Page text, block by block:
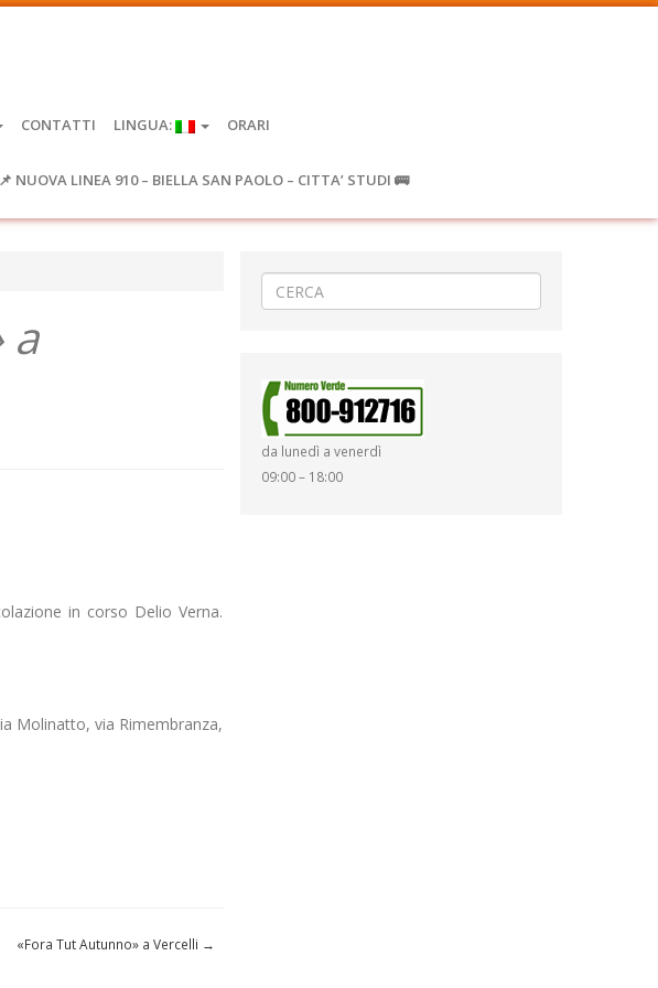
CONTATTI LINGUA: ORARI
📌 NUOVA LINEA 910 – BIELLA SAN PAOLO – CITTA’ STUDI 🚌
a
in corso Delio Verna.
Molinatto, via Rimembranza,
«Fora Tut Autunno» a Vercelli →
da lunedì a venerdì
09:00 – 18:00